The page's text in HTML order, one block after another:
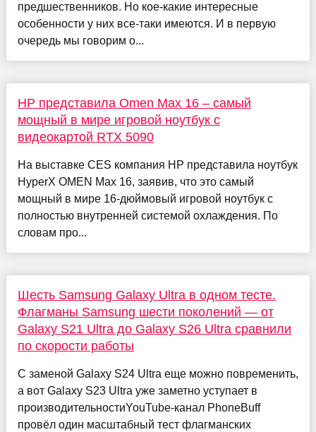
предшественников. Но кое-какие интересные
особенности у них все-таки имеются. И в первую
очередь мы говорим о...
HP представила Omen Max 16 – самый
мощный в мире игровой ноутбук с
видеокартой RTX 5090
На выставке CES компания HP представила ноутбук
HyperX OMEN Max 16, заявив, что это самый
мощный в мире 16-дюймовый игровой ноутбук с
полностью внутренней системой охлаждения. По
словам про...
Шесть Samsung Galaxy Ultra в одном тесте.
Флагманы Samsung шести поколений — от
Galaxy S21 Ultra до Galaxy S26 Ultra сравнили
по скорости работы
С заменой Galaxy S24 Ultra еще можно повременить,
а вот Galaxy S23 Ultra уже заметно уступает в
производительностиYouTube-канал PhoneBuff
провёл один масштабный тест флагманских